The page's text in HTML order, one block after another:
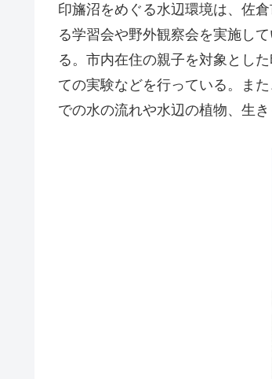
印旛沼をめぐる水辺環境は、佐
る学習会や野外観察会を実施し
る。市内在住の親子を対象とし
ての実験などを行っている。ま
での水の流れや水辺の植物、生